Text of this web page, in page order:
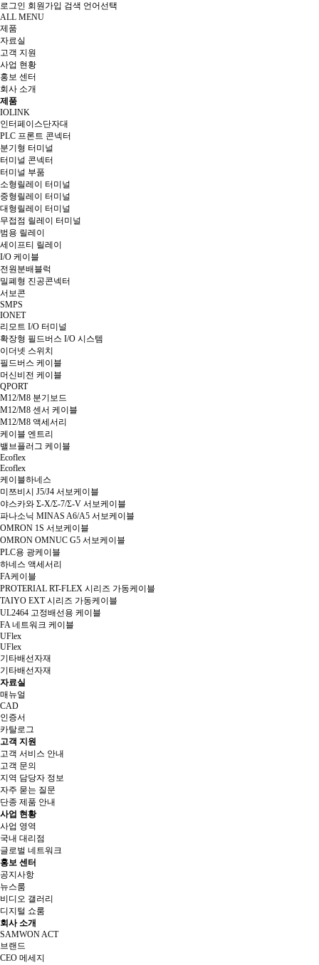
로그인 회원가입 검색 언어선택
ALL MENU
제품
자료실
고객 지원
사업 현황
홍보 센터
회사 소개
제품
IOLINK
인터페이스단자대
PLC 프론트 콘넥터
분기형 터미널
터미널 콘넥터
터미널 부품
소형릴레이 터미널
중형릴레이 터미널
대형릴레이 터미널
무접점 릴레이 터미널
범용 릴레이
세이프티 릴레이
I/O 케이블
전원분배블럭
밀폐형 진공콘넥터
서보콘
SMPS
IONET
리모트 I/O 터미널
확장형 필드버스 I/O 시스템
이더넷 스위치
필드버스 케이블
머신비전 케이블
QPORT
M12/M8 분기보드
M12/M8 센서 케이블
M12/M8 액세서리
케이블 엔트리
밸브플러그 케이블
Ecoflex
Ecoflex
케이블하네스
미쯔비시 J5/J4 서보케이블
야스카와 Σ-X/Σ-7/Σ-V 서보케이블
파나소닉 MINAS A6/A5 서보케이블
OMRON 1S 서보케이블
OMRON OMNUC G5 서보케이블
PLC용 광케이블
하네스 액세서리
FA케이블
PROTERIAL RT-FLEX 시리즈 가동케이블
TAIYO EXT 시리즈 가동케이블
UL2464 고정배선용 케이블
FA 네트워크 케이블
UFlex
UFlex
기타배선자재
기타배선자재
자료실
매뉴얼
CAD
인증서
카탈로그
고객 지원
고객 서비스 안내
고객 문의
지역 담당자 정보
자주 묻는 질문
단종 제품 안내
사업 현황
사업 영역
국내 대리점
글로벌 네트워크
홍보 센터
공지사항
뉴스룸
비디오 갤러리
디지털 쇼룸
회사 소개
SAMWON ACT
브랜드
CEO 메세지